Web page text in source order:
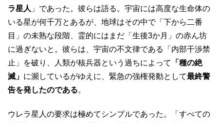
ラ星人 」であった。彼らは語る。宇宙には高度な生命体の
いる星が何千万とあるが、地球はその中で「下から二番
目」の未熟な段階、霊的にはまだ「生後3か月」の赤ん坊
に過ぎないと。彼らは、宇宙の不文律である「内部干渉禁
止」を破り、人類が核兵器という過ちによって
「種の絶
滅」 に瀕しているがゆえに、緊急の強権発動として最終警
告を発したのである。
ウレラ星人の要求は極めてシンプルであった。「すべての